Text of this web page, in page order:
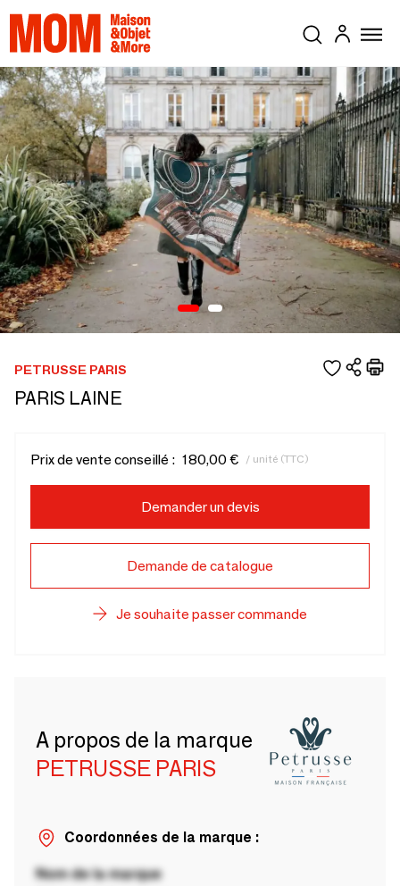
PETRUSSE PARIS
PARIS LAINE
Prix de vente conseillé : 180,00 € / unité (TTC)
Demander un devis
Demande de catalogue
Je souhaite passer commande
A propos de la marque
PETRUSSE PARIS
Coordonnées de la marque :
Nom de la marque